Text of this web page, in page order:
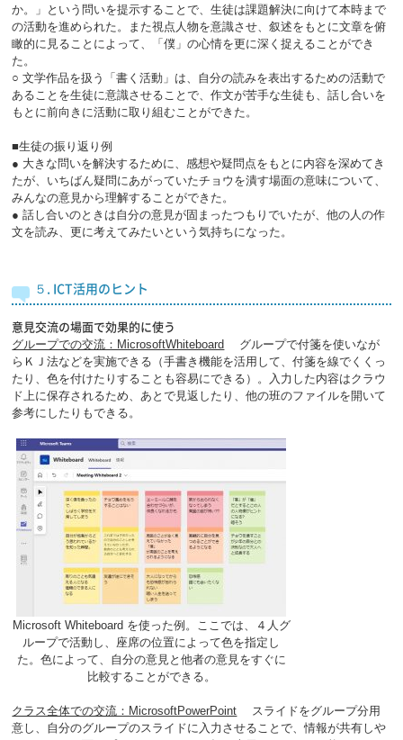
か。」という問いを提示することで、生徒は課題解決に向けて本時まで
の活動を進められた。また視点人物を意識させ、叙述をもとに文章を俯
瞰的に見ることによって、「僕」の心情を更に深く捉えることができ
た。
○ 文学作品を扱う「書く活動」は、自分の読みを表出するための活動で
あることを生徒に意識させることで、作文が苦手な生徒も、話し合いを
もとに前向きに活動に取り組むことができた。
■生徒の振り返り例
● 大きな問いを解決するために、感想や疑問点をもとに内容を深めてき
たが、いちばん疑問にあがっていたチョウを潰す場面の意味について、
みんなの意見から理解することができた。
● 話し合いのときは自分の意見が固まったつもりでいたが、他の人の作
文を読み、更に考えてみたいという気持ちになった。
５. ICT活用のヒント
意見交流の場面で効果的に使う
グループでの交流：MicrosoftWhiteboard グループで付箋を使いなが
らＫＪ法などを実施できる（手書き機能を活用して、付箋を線でくくっ
たり、色を付けたりすることも容易にできる）。入力した内容はクラウ
ド上に保存されるため、あとで見返したり、他の班のファイルを開いて
参考にしたりもできる。
Microsoft Whiteboard を使った例。ここでは、４人グ
ループで活動し、座席の位置によって色を指定し
た。色によって、自分の意見と他者の意見をすぐに
比較することができる。
クラス全体での交流：MicrosoftPowerPoint スライドをグループ分用
意し、自分のグループのスライドに入力させることで、情報が共有しや